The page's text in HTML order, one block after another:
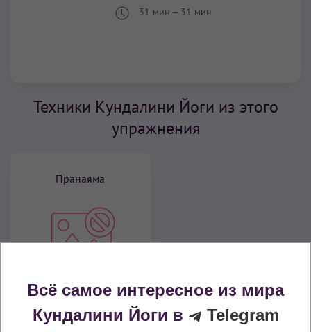
31 мин – 31 мин
Техники Кундалини Йоги из этого
упражнения
Пранаяма
Глубокое дыхание
Всё самое интересное из мира
Кундалини Йоги в
Telegram